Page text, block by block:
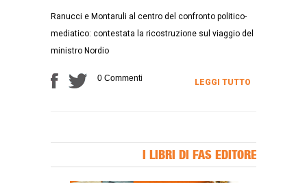
Ranucci e Montaruli al centro del confronto politico-
mediatico: contestata la ricostruzione sul viaggio del
ministro Nordio
0 Commenti LEGGI TUTTO
I LIBRI DI FAS EDITORE